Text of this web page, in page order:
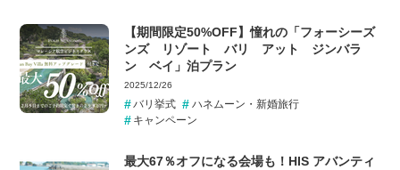
【期間限定50%OFF】憧れの「フォーシーズ
ンズ リゾート バリ アット ジンバラ
ン ベイ」泊プラン
2025/12/26
バリ挙式
ハネムーン・新婚旅行
キャンペーン
最大67％オフになる会場も！HIS アバンティ